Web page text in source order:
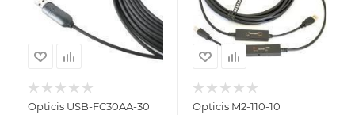
Opticis USB-FC30AA-30 Opticis M2-110-10